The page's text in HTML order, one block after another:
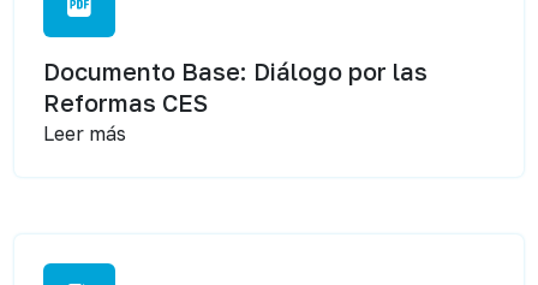
Documento Base: Diálogo por las
Reformas CES
Leer más